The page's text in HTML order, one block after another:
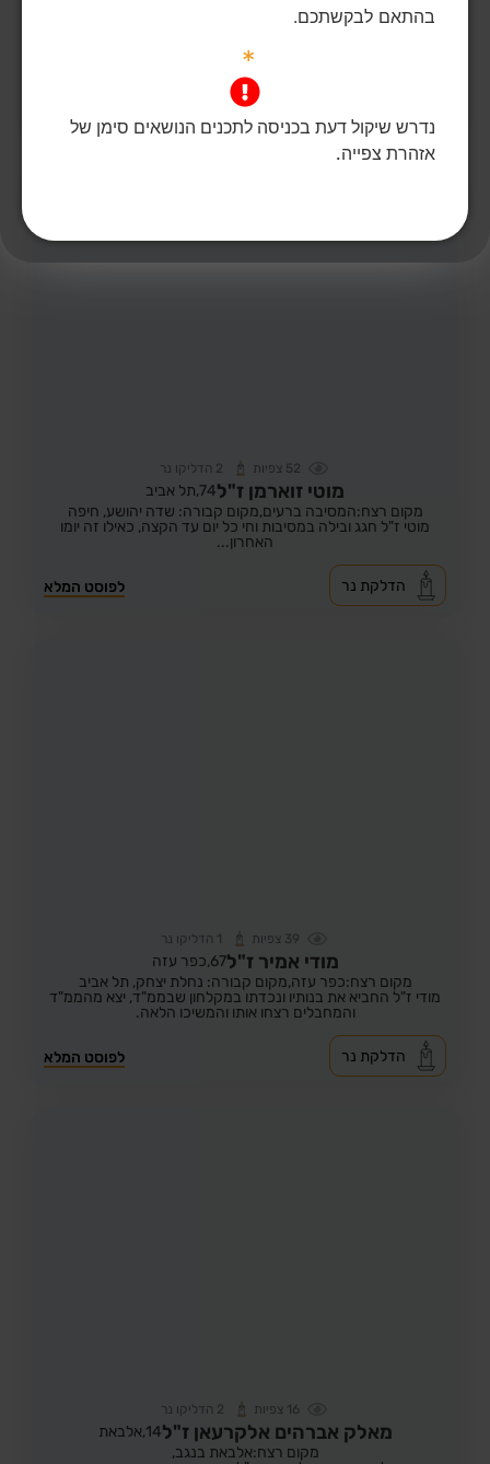
מזי בכר ז"ל
מזי ז"ל גדלה בקרית ים, הייתה אם יחידנית לבתה עופרי, גרה
לפוסט המלא הדלקת נר
52 צפיות 2 הדליקו נר
מוטי זוארמן ז"ל74, תל אביב
מקום רצח:המסיבה ברעים,מקום קבורה: שדה יהושע, חיפה
מוטי ז"ל חגג ובילה במסיבות וחי כל יום עד הקצה, כאילו זה יומו
האחרון...
לפוסט המלא הדלקת נר
39 צפיות 1 הדליקו נר
מודי אמיר ז"ל67, כפר עזה
מקום רצח:כפר עזה,מקום קבורה: נחלת יצחק, תל אביב
מודי ז"ל החביא את בנותיו ונכדתו במקלחון שבממ"ד, יצא מהממ"ד
והמחבלים רצחו אותו והמשיכו הלאה.
לפוסט המלא הדלקת נר
16 צפיות 2 הדליקו נר
מאלק אברהים אלקרעאן ז"ל14, אלבאת
מקום רצח:אלבאת בנגב,
בהתאם לבקשתכם.
*
נדרש שיקול דעת בכניסה לתכנים הנושאים סימן של
אזהרת צפייה.